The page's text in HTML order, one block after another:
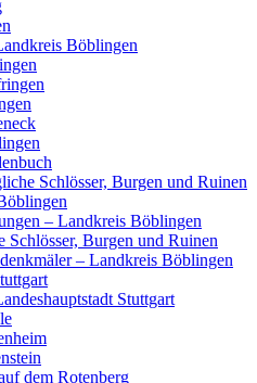
Böblingen
Schlösser, Burgen und Ruinen
– Landkreis Böblingen
Schlösser, Burgen und Ruinen
– Landkreis Böblingen
Stuttgart
dem Rotenberg